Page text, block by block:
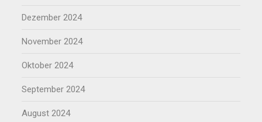
Dezember 2024
November 2024
Oktober 2024
September 2024
August 2024